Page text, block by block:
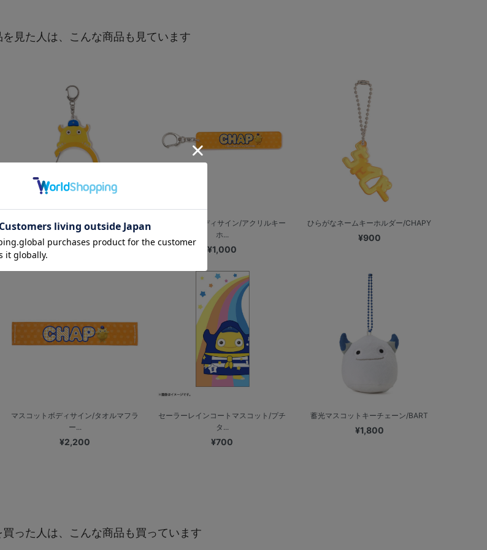
を見た人は、こんな商品も見ています
マスコットカラビナ/丸型/CHAPY
¥1,100
マスコットボディサイン/アクリルキー
ホ...
¥1,000
ひらがなネームキーホルダー/CHAPY
¥900
マスコットボディサイン/タオルマフラ
ー...
¥2,200
セーラーレインコートマスコット/プチ
タ...
¥700
蓄光マスコットキーチェーン/BART
¥1,800
買った人は、こんな商品も買っています